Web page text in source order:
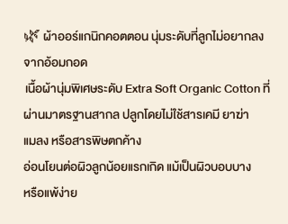
🌿 ผ้าออร์แกนิกคอตตอน นุ่มระดับที่ลูกไม่อยากลง
จากอ้อมกอด
เนื้อผ้านุ่มพิเศษระดับ Extra Soft Organic Cotton ที่
ผ่านมาตรฐานสากล ปลูกโดยไม่ใช้สารเคมี ยาฆ่า
แมลง หรือสารพิษตกค้าง
อ่อนโยนต่อผิวลูกน้อยแรกเกิด แม้เป็นผิวบอบบาง
หรือแพ้ง่าย